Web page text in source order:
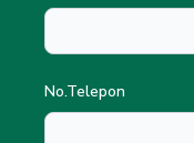
No.Telepon